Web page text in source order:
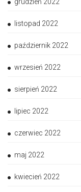
grudzień 2022
listopad 2022
październik 2022
wrzesień 2022
sierpień 2022
lipiec 2022
czerwiec 2022
maj 2022
kwiecień 2022